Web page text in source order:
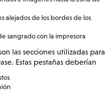
alejados de los bordes de los
sangrado con la impresora
las secciones utilizadas para
Estas pestañas deberían